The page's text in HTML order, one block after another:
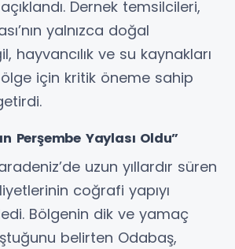
Dernek temsilcileri,
yalnızca doğal
hayvancılık ve su kaynakları
için kritik öneme sahip
Perşembe Yaylası Oldu”
uzun yıllardır süren
coğrafi yapıyı
Bölgenin dik ve yamaç
belirten Odabaş,